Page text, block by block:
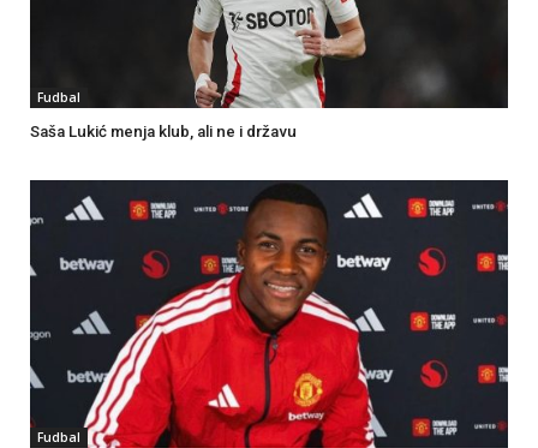
Fudbal
Saša Lukić menja klub, ali ne i državu
Fudbal